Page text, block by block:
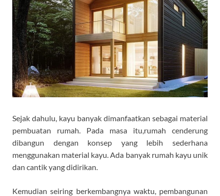
Sejak dahulu, kayu banyak dimanfaatkan sebagai material
pembuatan rumah. Pada masa itu,rumah cenderung
dibangun dengan konsep yang lebih sederhana
menggunakan material kayu. Ada banyak rumah kayu unik
dan cantik yang didirikan.
Kemudian seiring berkembangnya waktu, pembangunan